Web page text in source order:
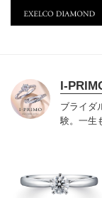
I-
ブライダ
験。一生
でお待ち
緒に。ま